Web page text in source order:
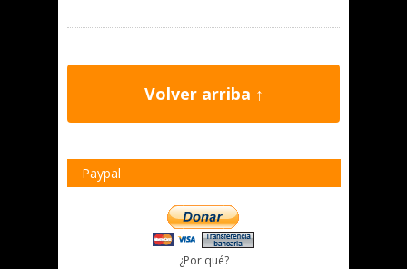
Volver arriba ↑
Paypal
¿Por qué?